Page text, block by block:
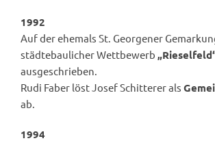
1992
Auf der ehemals St. Georgener
städtebaulicher Wettbewerb
ausgeschrieben.
Rudi Faber löst Josef Schitterer als
ab.
1994